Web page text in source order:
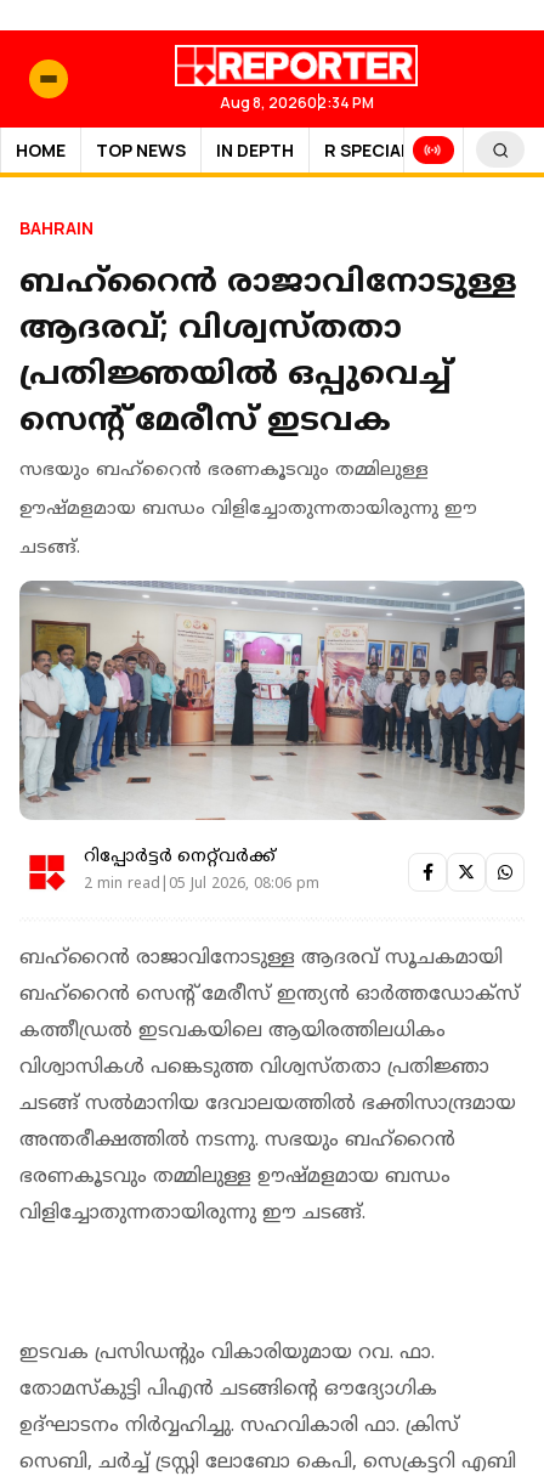
Aug 8, 202602:34 PM
HOME TOP NEWS IN DEPTH R SPECIAL SPORTS
BAHRAIN
ബഹ്റൈൻ രാജാവിനോടുള്ള
ആദരവ്; വിശ്വസ്തതാ
പ്രതിജ്ഞയിൽ ഒപ്പുവെച്ച്
സെന്റ് മേരീസ് ഇടവക
സഭയും ബഹ്റൈൻ ഭരണകൂടവും തമ്മിലുള്ള
ഊഷ്മളമായ ബന്ധം വിളിച്ചോതുന്നതായിരുന്നു ഈ
ചടങ്ങ്.
റിപ്പോർട്ടർ നെറ്റ്‌വര്‍ക്ക്‌
2 min read|05 Jul 2026, 08:06 pm
ബഹ്റൈൻ രാജാവിനോടുള്ള ആദരവ് സൂചകമായി
ബഹ്റൈൻ സെന്റ് മേരീസ് ഇന്ത്യൻ ഓർത്തഡോക്സ്
കത്തീഡ്രൽ ഇടവകയിലെ ആയിരത്തിലധികം
വിശ്വാസികൾ പങ്കെടുത്ത വിശ്വസ്തതാ പ്രതിജ്ഞാ
ചടങ്ങ് സൽമാനിയ ദേവാലയത്തിൽ ഭക്തിസാന്ദ്രമായ
അന്തരീക്ഷത്തിൽ നടന്നു. സഭയും ബഹ്റൈൻ
ഭരണകൂടവും തമ്മിലുള്ള ഊഷ്മളമായ ബന്ധം
വിളിച്ചോതുന്നതായിരുന്നു ഈ ചടങ്ങ്.
ഇടവക പ്രസിഡന്റും വികാരിയുമായ റവ. ഫാ.
തോമസ്കുട്ടി പിഎൻ ചടങ്ങിന്റെ ഔദ്യോഗിക
ഉദ്ഘാടനം നിർവ്വഹിച്ചു. സഹവികാരി ഫാ. ക്രിസ്
സെബി, ചർച്ച് ട്രസ്റ്റി ലോബോ കെപി, സെക്രട്ടറി എബി